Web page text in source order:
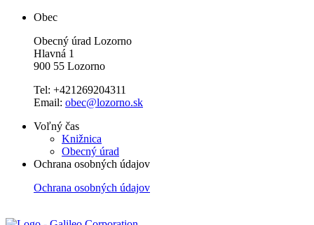
Obec
Obecný úrad Lozorno
Hlavná 1
900 55 Lozorno
Tel: +421269204311
Email: obec@lozorno.sk
Voľný čas
Knižnica
Obecný úrad
Ochrana osobných údajov
Ochrana osobných údajov